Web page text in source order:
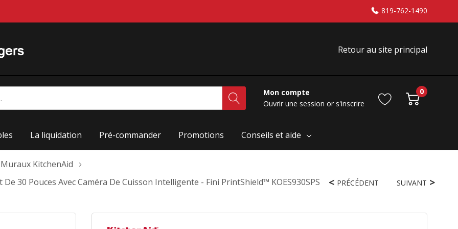
819-762-1490
Retour au site principal
Mon compte
Ouvrir une session or s'inscrire
0
La liquidation Pré-commander Promotions Conseils et aide
KitchenAid
30 Pouces Avec Caméra De Cuisson Intelligente - Fini PrintShield™ KOES930SPS
PRÉCÉDENT SUIVANT